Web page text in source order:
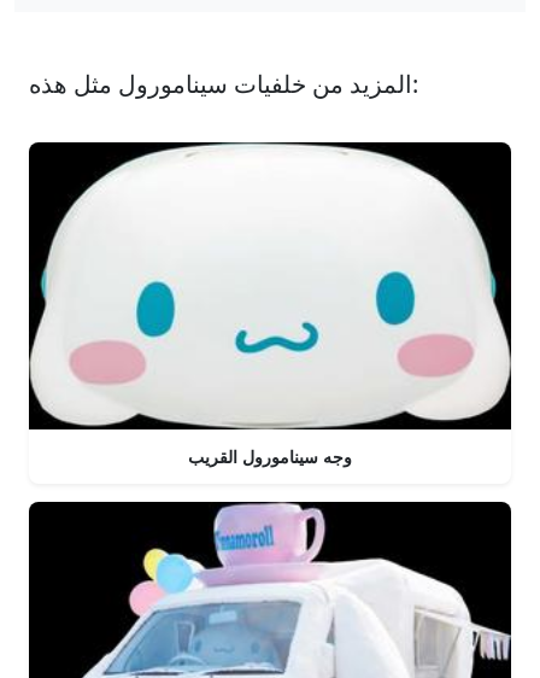
المزيد من خلفيات سينامورول مثل هذه:
وجه سينامورول القريب